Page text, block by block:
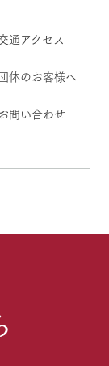
通アクセス
体のお客様へ
問い合わせ